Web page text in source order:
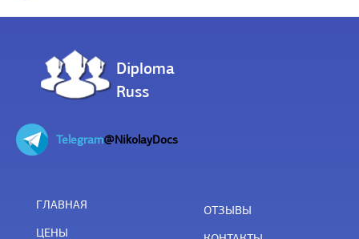
Diploma
Russ
Telegram@NikolayDocs
ГЛАВНАЯ
ЦЕНЫ
ОТЗЫВЫ